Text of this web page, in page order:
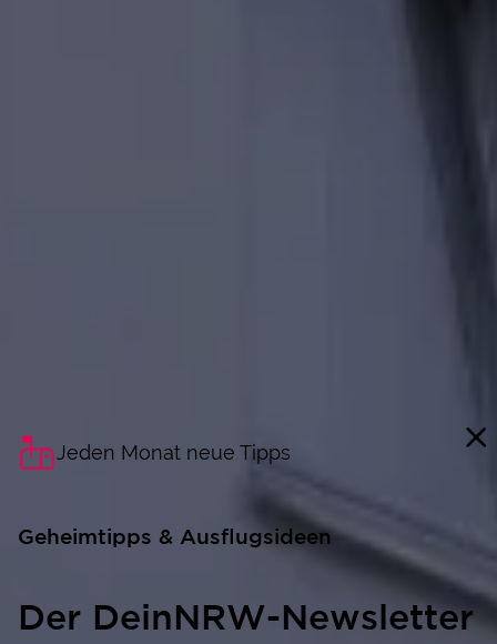
Jeden Monat neue Tipps
Geheimtipps & Ausflugsideen
Der DeinNRW-Newsletter